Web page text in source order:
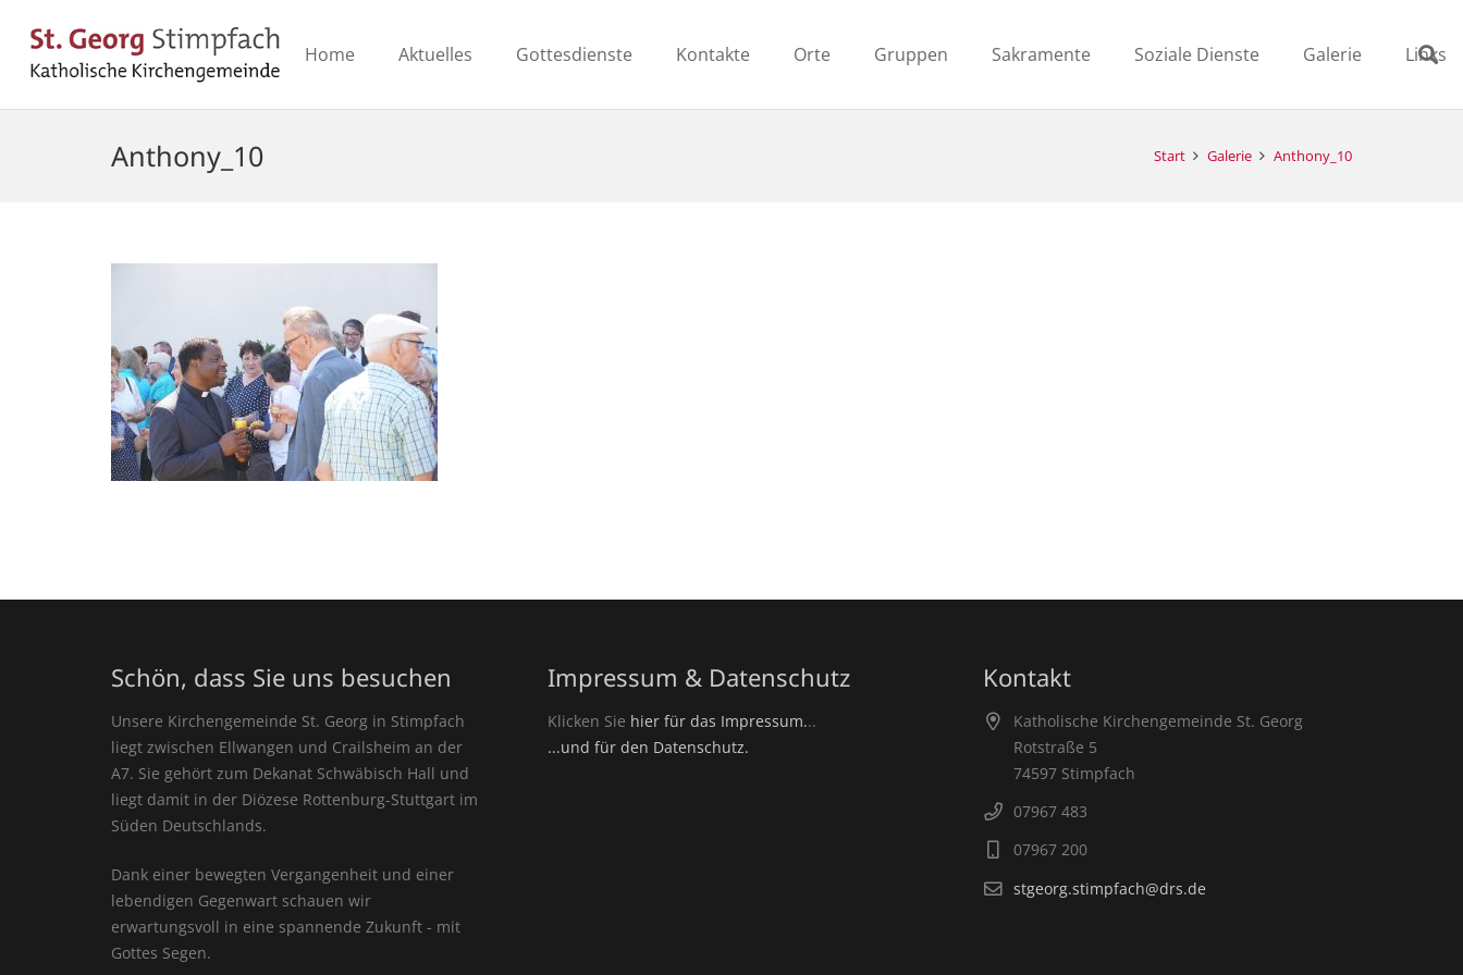
Home Aktuelles Gottesdienste Kontakte Orte Gruppen Sakramente Soziale Dienste Galerie Links
Anthony_10 Start Galerie Anthony_10
Schön, dass Sie uns besuchen
Unsere Kirchengemeinde St. Georg in Stimpfach
liegt zwischen Ellwangen und Crailsheim an der
A7. Sie gehört zum Dekanat Schwäbisch Hall und
liegt damit in der Diözese Rottenburg-Stuttgart im
Süden Deutschlands.
Dank einer bewegten Vergangenheit und einer
lebendigen Gegenwart schauen wir
erwartungsvoll in eine spannende Zukunft - mit
Gottes Segen.
Impressum & Datenschutz
Klicken Sie hier für das Impressum...
...und für den Datenschutz.
Kontakt
Katholische Kirchengemeinde St. Georg
Rotstraße 5
74597 Stimpfach
07967 483
07967 200
stgeorg.stimpfach@drs.de